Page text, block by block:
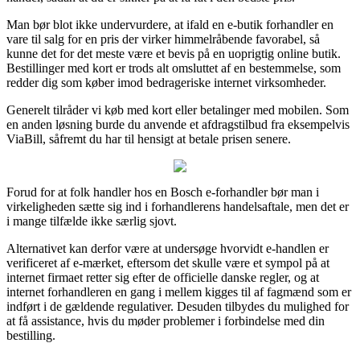
Man bør blot ikke undervurdere, at ifald en e-butik forhandler en
vare til salg for en pris der virker himmelråbende favorabel, så
kunne det for det meste være et bevis på en uoprigtig online butik.
Bestillinger med kort er trods alt omsluttet af en bestemmelse, som
redder dig som køber imod bedrageriske internet virksomheder.
Generelt tilråder vi køb med kort eller betalinger med mobilen. Som
en anden løsning burde du anvende et afdragstilbud fra eksempelvis
ViaBill, såfremt du har til hensigt at betale prisen senere.
Forud for at folk handler hos en Bosch e-forhandler bør man i
virkeligheden sætte sig ind i forhandlerens handelsaftale, men det er
i mange tilfælde ikke særlig sjovt.
Alternativet kan derfor være at undersøge hvorvidt e-handlen er
verificeret af e-mærket, eftersom det skulle være et sympol på at
internet firmaet retter sig efter de officielle danske regler, og at
internet forhandleren en gang i mellem kigges til af fagmænd som er
indført i de gældende regulativer. Desuden tilbydes du mulighed for
at få assistance, hvis du møder problemer i forbindelse med din
bestilling.